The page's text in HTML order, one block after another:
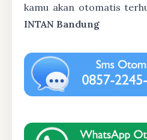
kamu akan otomatis
INTAN Bandung